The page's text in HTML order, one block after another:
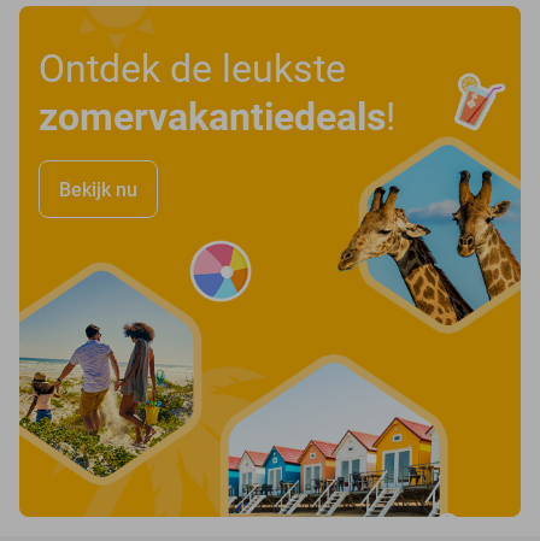
Ontdek de leukste
zomervakantiedeals!
Bekijk nu